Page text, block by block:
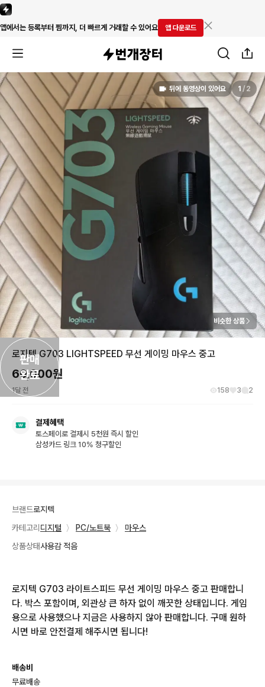
앱에서는 등록부터 찜까지, 더 빠르게 거래할 수 있어요 앱 다운로드
판매
완료
뒤에 동영상이 있어요 1 / 2
비슷한 상품
로지텍 G703 LIGHTSPEED 무선 게이밍 마우스 중고
60,000원
1달 전 158 3 2
결제혜택
토스페이로 결제시 5천원 즉시 할인
삼성카드 링크 10% 청구할인
브랜드로지텍
카테고리 디지털 〉 PC/노트북 〉
마우스
상품상태사용감 적음
로지텍 G703 라이트스피드 무선 게이밍 마우스 중고 판매합니
다. 박스 포함이며, 외관상 큰 하자 없이 깨끗한 상태입니다. 게임
용으로 사용했으나 지금은 사용하지 않아 판매합니다. 구매 원하
시면 바로 안전결제 해주시면 됩니다!
배송비
무료배송